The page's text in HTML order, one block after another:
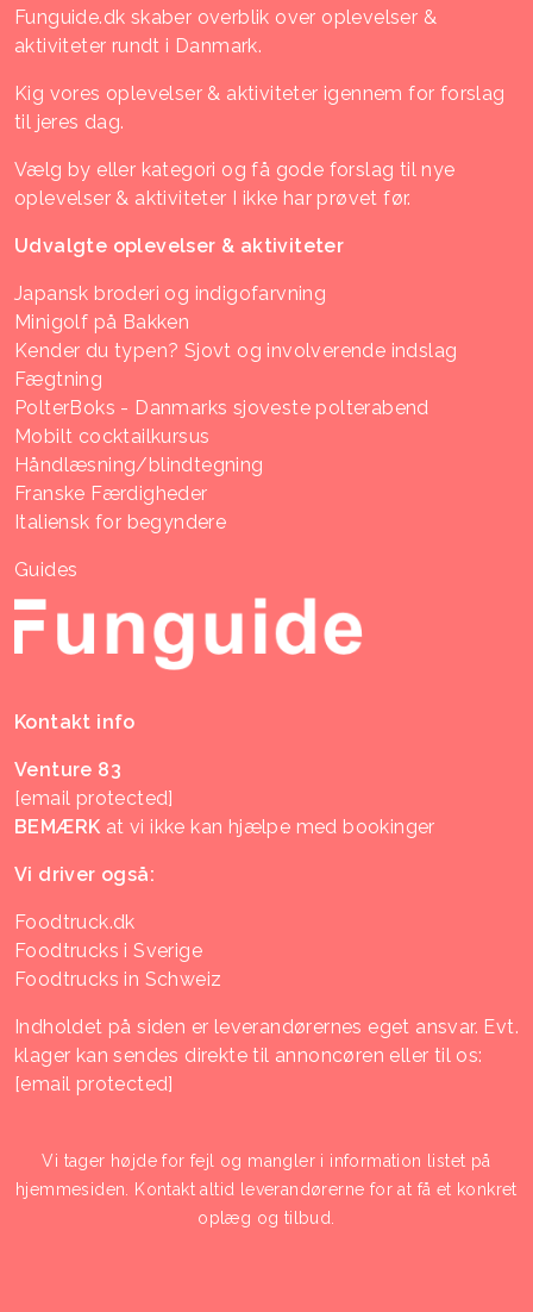
Funguide.dk skaber overblik over oplevelser &
aktiviteter rundt i Danmark.
Kig vores oplevelser & aktiviteter igennem for forslag
til jeres dag.
Vælg by eller kategori og få gode forslag til nye
oplevelser & aktiviteter I ikke har prøvet før.
Udvalgte oplevelser & aktiviteter
Japansk broderi og indigofarvning
Minigolf på Bakken
Kender du typen? Sjovt og involverende indslag
Fægtning
PolterBoks - Danmarks sjoveste polterabend
Mobilt cocktailkursus
Håndlæsning/blindtegning
Franske Færdigheder
Italiensk for begyndere
Guides
Kontakt info
Venture 83
[email protected]
BEMÆRK at vi ikke kan hjælpe med bookinger
Vi driver også:
Foodtruck.dk
Foodtrucks i Sverige
Foodtrucks in Schweiz
Indholdet på siden er leverandørernes eget ansvar. Evt.
klager kan sendes direkte til annoncøren eller til os:
[email protected]
Vi tager højde for fejl og mangler i information listet på
hjemmesiden. Kontakt altid leverandørerne for at få et konkret
oplæg og tilbud.